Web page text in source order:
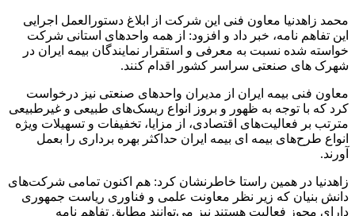
محمد زاهدنیا معاون فنی این شرکت از ابلاغ دستورالعمل اجرایی
این تفاهم نامه، خبر داد و افزود: از همه واحدهای استانی شرکت
خواسته شده نسبت به معرفی و استقرار نمایندگان بیمه ایران در
شهرک های صنعتی سراسر کشور اقدام کنند.
معاون فنی بیمه ایران از مدیران واحدهای صنعتی نیز درخواست
کرد که با توجه به ظهور و بروز انواع ریسک‌های طبیعی و غیرطبیعی
مترتب بر فعالیت‌های اقتصادی، از مزایا، تخفیفات و تسهیلات ویژه
انواع طرح‌های بیمه ای بیمه ایران حداکثر بهره برداری را بعمل
آورند.
زاهدنیا در همین راستا خاطرنشان کرد: هم اکنون تمامی شرکت‌های
دانش بنیان که زیر نظر معاونت علمی و فناوری ریاست جمهوری
دارای مجوز فعالیت هستند نیز می‌توانند مطابق تفاهم نامه